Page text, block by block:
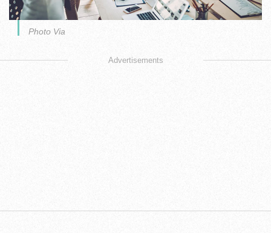
Photo Via
Advertisements